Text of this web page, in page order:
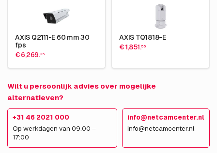
AXIS Q2111-E 60 mm 30
fps
€ 6,269.05
AXIS TQ1818-E
€ 1,851.55
Wilt u persoonlijk advies over mogelijke
alternatieven?
+31 46 2021 000
Op werkdagen van 09:00 –
17:00
info@netcamcenter.nl
info@netcamcenter.nl